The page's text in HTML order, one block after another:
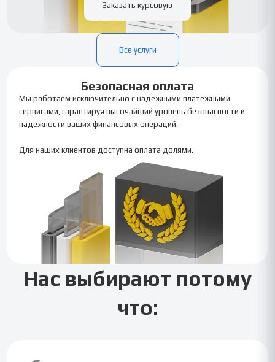
Заказать курсовую
Все услуги
Безопасная оплата
Мы работаем исключительно с надежными платежными
сервисами, гарантируя высочайший уровень безопасности и
надежности ваших финансовых операций.
Для наших клиентов доступна оплата долями.
Нас выбирают потому
что: